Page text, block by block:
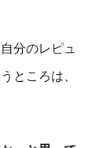
分のレピュ
ところは、